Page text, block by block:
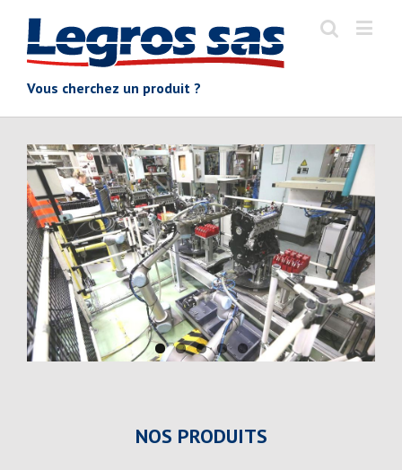
Vous cherchez un produit ?
NOS PRODUITS